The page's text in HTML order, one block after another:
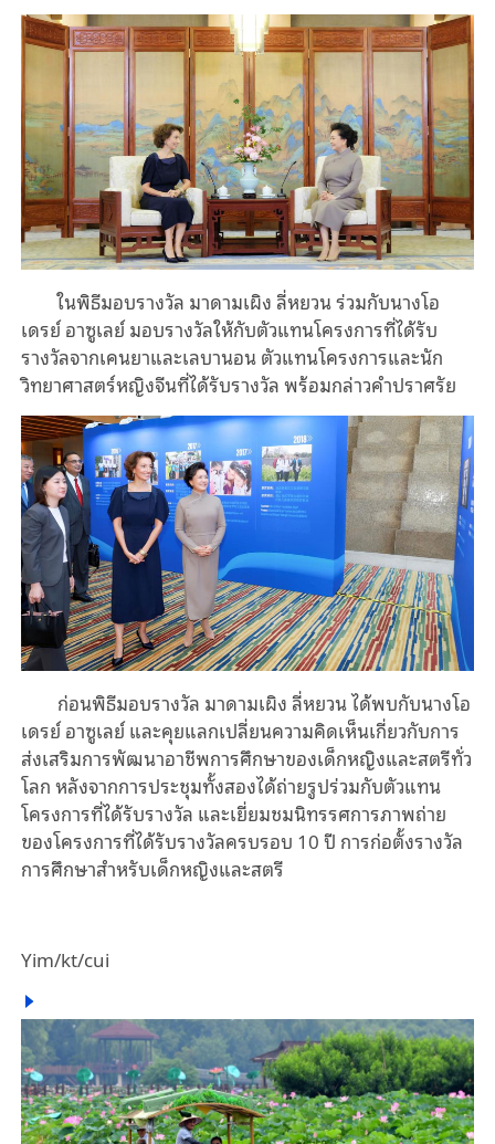
ในพิธีมอบรางวัล มาดามเผิง ลี่หยวน ร่วมกับนางโอ
เดรย์ อาซูเลย์ มอบรางวัลให้กับตัวแทนโครงการที่ได้รับ
รางวัลจากเคนยาและเลบานอน ตัวแทนโครงการและนัก
วิทยาศาสตร์หญิงจีนที่ได้รับรางวัล พร้อมกล่าวคำปราศรัย
ก่อนพิธีมอบรางวัล มาดามเผิง ลี่หยวน ได้พบกับนางโอ
เดรย์ อาซูเลย์ และคุยแลกเปลี่ยนความคิดเห็นเกี่ยวกับการ
ส่งเสริมการพัฒนาอาชีพการศึกษาของเด็กหญิงและสตรีทั่ว
โลก หลังจากการประชุมทั้งสองได้ถ่ายรูปร่วมกับตัวแทน
โครงการที่ได้รับรางวัล และเยี่ยมชมนิทรรศการภาพถ่าย
ของโครงการที่ได้รับรางวัลครบรอบ 10 ปี การก่อตั้งรางวัล
การศึกษาสําหรับเด็กหญิงและสตรี
Yim/kt/cui